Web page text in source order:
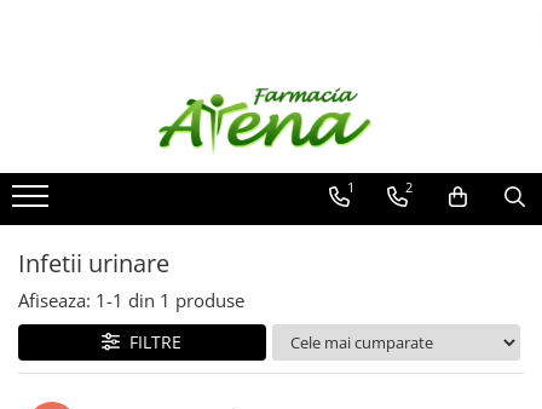
Preparate in farmacie
Afectiuni
Mama & Bebe
Ingrijire & igiena personala
Produse tehnico-medicale
1 2
Infetii urinare
Afiseaza: 1-1 din 1 produse
FILTRE